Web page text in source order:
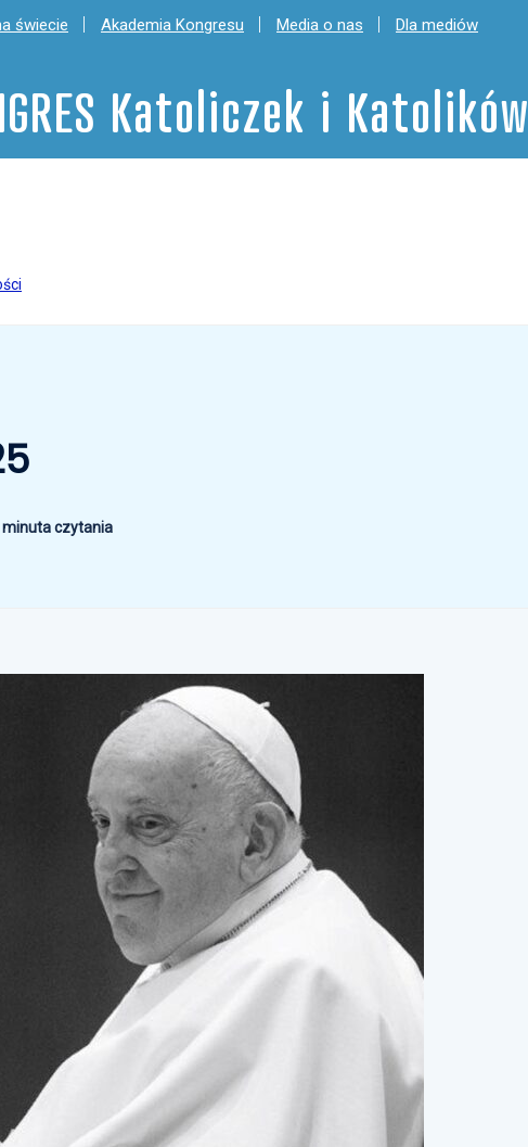
świecie Akademia Kongresu Media o nas Dla mediów
Katoliczek i Katolików
minuta czytania